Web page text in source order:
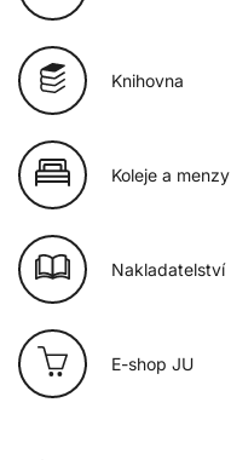
Knihovna
Koleje a menzy
Nakladatelství
E-shop JU